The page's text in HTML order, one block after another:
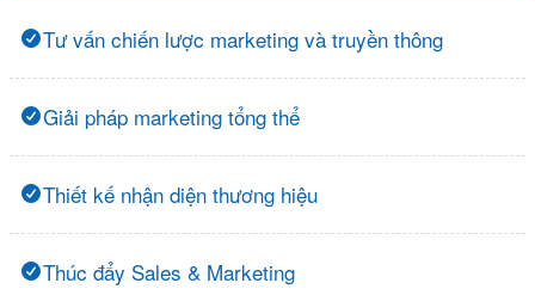
Tư vấn chiến lược marketing và truyền thông
Giải pháp marketing tổng thể
Thiết kế nhận diện thương hiệu
Thúc đẩy Sales & Marketing